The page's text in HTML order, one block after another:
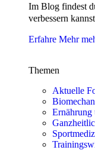
Im Blog findest
verbessern
Erfahre Mehr
Themen
Aktuelle
Ernährung